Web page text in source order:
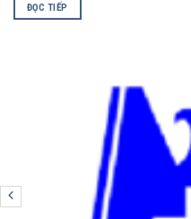
ĐỌC TIẾP